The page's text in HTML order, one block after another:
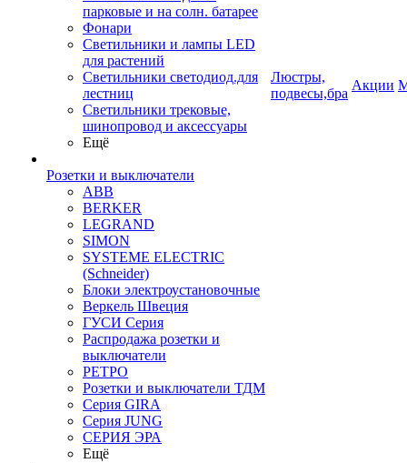
парковые и на солн. батарее
Фонари
Светильники и лампы LED
для растений
Светильники светодиод.для
лестниц
Светильники трековые,
шинопровод и аксессуары
Ещё
Розетки и выключатели
ABB
BERKER
LEGRAND
SIMON
SYSTEME ELECTRIC
(Schneider)
Блоки электроустановочные
Веркель Швеция
ГУСИ Серия
Распродажа розетки и
выключатели
РЕТРО
Розетки и выключатели ТДМ
Серия GIRA
Серия JUNG
СЕРИЯ ЭРА
Ещё
Люстры,
подвесы,бра
Акции